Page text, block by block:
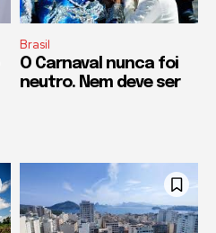
Brasil
O Carnaval nunca foi
neutro. Nem deve ser